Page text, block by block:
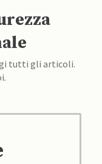
tutti gli articoli.